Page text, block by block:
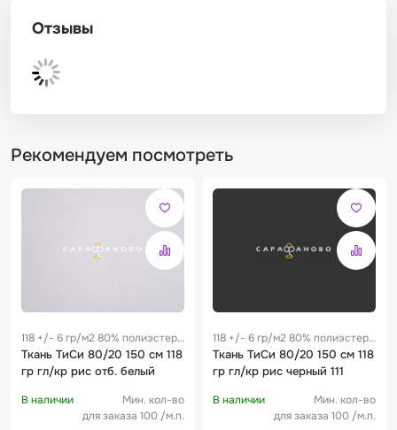
Отзывы
Рекомендуем посмотреть
118 +/- 6 гр/м2 80% полиэстер
/ 20% хлопок 0.17 м
Ткань ТиСи 80/20 150 см 118
гр гл/кр рис отб. белый
В наличии
Мин. кол-во
для заказа 100 /м.п.
118 +/- 6 гр/м2 80% полиэстер
/ 20% хлопок 0.17 м
Ткань ТиСи 80/20 150 см 118
гр гл/кр рис черный 111
В наличии
Мин. кол-во
для заказа 100 /м.п.